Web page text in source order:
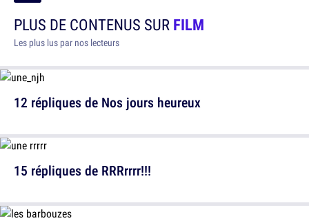
PLUS DE CONTENUS SURFILM
Les plus lus par nos lecteurs
12 répliques de Nos jours heureux
15 répliques de RRRrrrr!!!